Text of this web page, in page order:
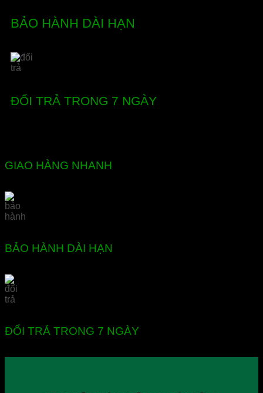
BẢO HÀNH DÀI HẠN
ĐỔI TRẢ TRONG 7 NGÀY
GIAO HÀNG NHANH
BẢO HÀNH DÀI HẠN
ĐỔI TRẢ TRONG 7 NGÀY